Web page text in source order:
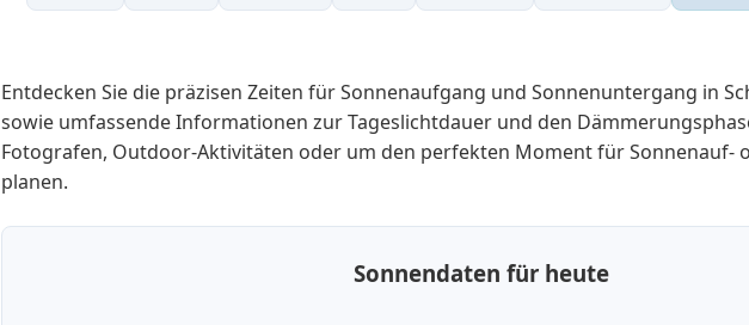
Entdecken Sie die präzisen Zeiten für Sonnenaufgang und Sonnenuntergang in
sowie umfassende Informationen zur Tageslichtdauer und den
Fotografen, Outdoor-Aktivitäten oder um den perfekten Moment für Sonnenauf-
planen.
Sonnendaten für heute